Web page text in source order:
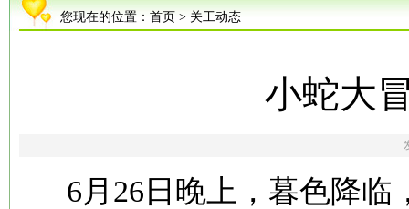
您现在的位置： 首页 > 关工动态
小蛇大
6月26日晚上，暮色降